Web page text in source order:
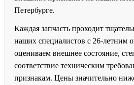
Петербурге.
Каждая запчасть проходит
наших специалистов с 26-
оцениваем внешнее состояние,
соответствие техническим
признакам. Цены значительно